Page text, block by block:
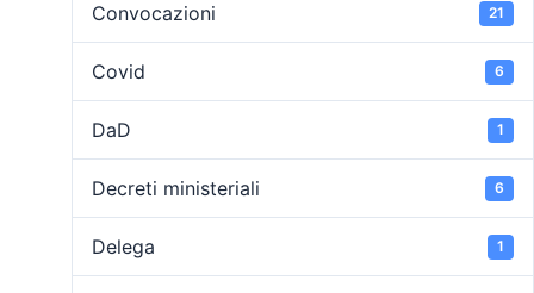
Convocazioni 21
Covid 6
DaD 1
Decreti ministeriali 6
Delega 1